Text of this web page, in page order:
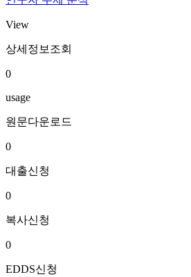
View
상세정보조회
0
usage
원문다운로드
0
대출신청
0
복사신청
0
EDDS신청